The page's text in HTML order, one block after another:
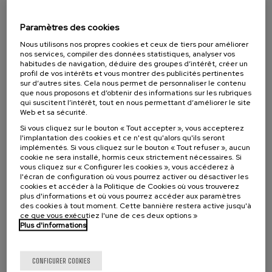
Visibilizando el duelo gestacional, perinatal
20 h. Espagnol Basque
...
À PARTIR DE
Dernières
places
Gratuit
Date
passée
Liste
d'attente
Période
d'inscription
SCIENCE ET TECHNOLOGIE
Paramètres des cookies
Nous utilisons nos propres cookies et ceux de tiers pour améliorer
nos services, compiler des données statistiques, analyser vos
habitudes de navigation, déduire des groupes d’intérêt, créer un
profil de vos intérêts et vous montrer des publicités pertinentes
sur d’autres sites. Cela nous permet de personnaliser le contenu
que nous proposons et d’obtenir des informations sur les rubriques
qui suscitent l’intérêt, tout en nous permettant d’améliorer le site
Web et sa sécurité.
Si vous cliquez sur le bouton « Tout accepter », vous accepterez
l'implantation des cookies et ce n'est qu'alors qu'ils seront
implémentés. Si vous cliquez sur le bouton « Tout refuser », aucun
cookie ne sera installé, hormis ceux strictement nécessaires. Si
vous cliquez sur « Configurer les cookies », vous accéderez à
l'écran de configuration où vous pourrez activer ou désactiver les
cookies et accéder à la Politique de Cookies où vous trouverez
plus d'informations et où vous pourrez accéder aux paramètres
des cookies à tout moment. Cette bannière restera active jusqu'à
ce que vous exécutiez l'une de ces deux options »
Plus d'informations
CONFIGURER COOKIES